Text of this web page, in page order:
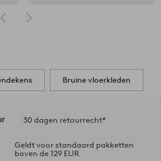
Bruine vloerkleden
30 dagen retourrecht*
Geldt voor standaard pakketten
boven de 129 EUR